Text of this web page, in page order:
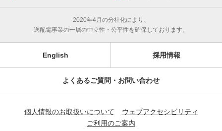
2020年4月の分社化により、
送配電事業の一層の中立性・公平性を確保しております。
English 採用情報
よくあるご質問・お問い合わせ
個人情報のお取扱いについて
ウェブアクセシビリティ
ご利用のご案内